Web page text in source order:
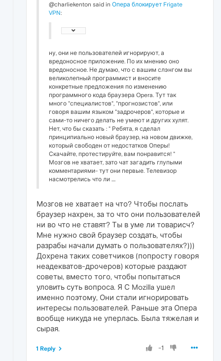
@charliekenton said in Опера блокирует Frigate
VPN:
ну, они не пользователей игнорируют, а
вредоносное приложение. По их мнению оно
вредоносное. Не думаю, что с вашим слэнгом вы
великолепный программист и вносите
конкретные предложения по изменению
программного кода браузера Opera. Тут так
много "специалистов", "прогнозистов", или
говоря вашим языком "задрочеров", которые и
сами-то ничего делать не умеют и других хулят.
Нет, что бы сказать : " Ребята, я сделал
принципиально новый браузер, на новом движке,
который свободен от недостатков Оперы!
Скачайте, протестируйте, вам понравится! "
Мозгов не хватает, зато чат загадить глупыми
комментариями- тут они первые. Телевизор
насмотрелись что ли ....
Мозгов не хватает на что? Чтобы послать
браузер нахрен, за то что они пользователей
ни во что не ставят? Ты в уме ли товарисч?
Мне нужно свой браузер создать, чтобы
разрабы начали думать о пользователях?)))
Дохрена таких советчиков (попросту говоря
неадекватов-дрочеров) которые раздают
советы, вместо того, чтобы попытаться
уловить суть вопроса. Я С Mozilla ушел
именно поэтому, Они стали игнорировать
интересы пользователей. Раньше эта Опера
вообще никуда не уперлась. Была тяжелая и
сырая.
-1
1 Reply